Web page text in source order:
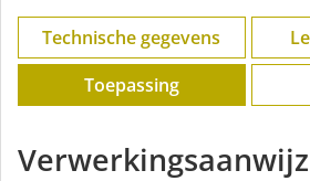
Technische gegevens
Toepassing